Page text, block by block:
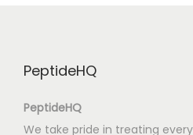
PeptideHQ
PeptideHQ
We take pride in treating